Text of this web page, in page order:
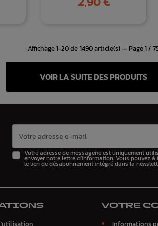
Affichage 1-20 de 1490 article(s) — Page 1 /
VOIR LA SUITE DES PRODUITS
Votre adresse de messagerie est uniquement
envoyer notre lettre d'information. Vous pouvez
le lien de désabonnement intégré dans la
VOTRE